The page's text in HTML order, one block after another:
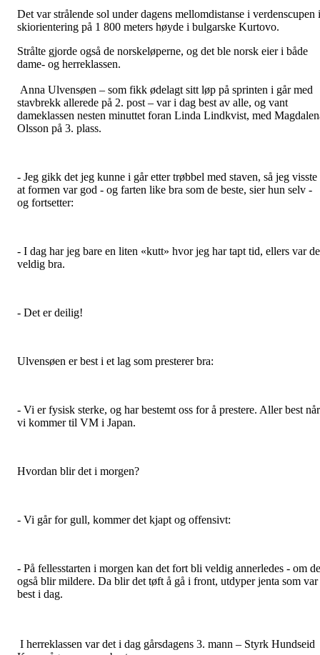
Det var strålende sol under dagens mellomdistanse i verdenscupen i
skiorientering på 1 800 meters høyde i bulgarske Kurtovo.
Strålte gjorde også de norskeløperne, og det ble norsk eier i både
dame- og herreklassen.
Anna Ulvensøen – som fikk ødelagt sitt løp på sprinten i går med
stavbrekk allerede på 2. post – var i dag best av alle, og vant
dameklassen nesten minuttet foran Linda Lindkvist, med
Olsson på 3. plass.
- Jeg gikk det jeg kunne i går etter trøbbel med staven, så jeg visste
at formen var god - og farten like bra som de beste, sier hun selv -
og fortsetter:
- I dag har jeg bare en liten «kutt» hvor jeg har tapt tid, ellers var
veldig bra.
- Det er deilig!
Ulvensøen er best i et lag som presterer bra:
- Vi er fysisk sterke, og har bestemt oss for å prestere. Aller best når
vi kommer til VM i Japan.
Hvordan blir det i morgen?
- Vi går for gull, kommer det kjapt og offensivt:
- På fellesstarten i morgen kan det fort bli veldig annerledes - om
også blir mildere. Da blir det tøft å gå i front, utdyper jenta som var
best i dag.
I herreklassen var det i dag gårsdagens 3. mann – Styrk Hundseid